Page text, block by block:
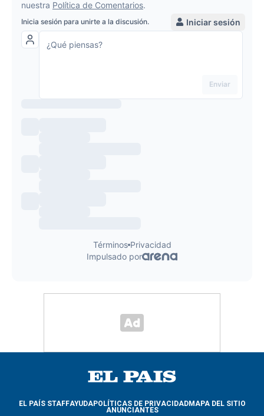
EL PAÍS STAFFAYUDAPOLÍTICAS DE PRIVACIDADMAPA DEL SITIO
ANUNCIANTES